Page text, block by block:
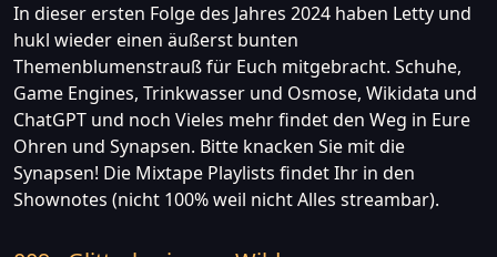
In dieser ersten Folge des Jahres 2024 haben Letty und
hukl wieder einen äußerst bunten
Themenblumenstrauß für Euch mitgebracht. Schuhe,
Game Engines, Trinkwasser und Osmose, Wikidata und
ChatGPT und noch Vieles mehr findet den Weg in Eure
Ohren und Synapsen. Bitte knacken Sie mit die
Synapsen! Die Mixtape Playlists findet Ihr in den
Shownotes (nicht 100% weil nicht Alles streambar).